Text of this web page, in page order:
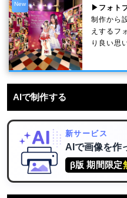
New
▶フォト
制作から
えするフ
り良い思
AIで制作する
新サービス
AIで画像を作
β版 期間限定